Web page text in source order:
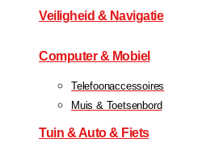
Veiligheid & Navigatie
Computer & Mobiel
Telefoonaccessoires
Muis & Toetsenbord
Tuin & Auto & Fiets